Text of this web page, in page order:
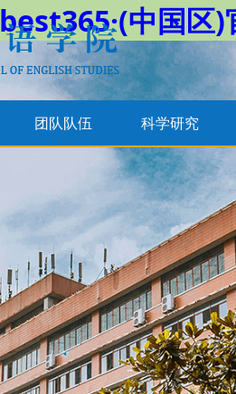
best365·(中国区)
团队队伍 科学研究